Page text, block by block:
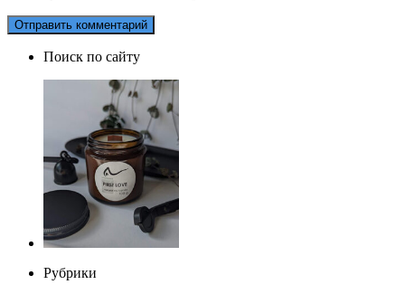
Поиск по сайту
Рубрики